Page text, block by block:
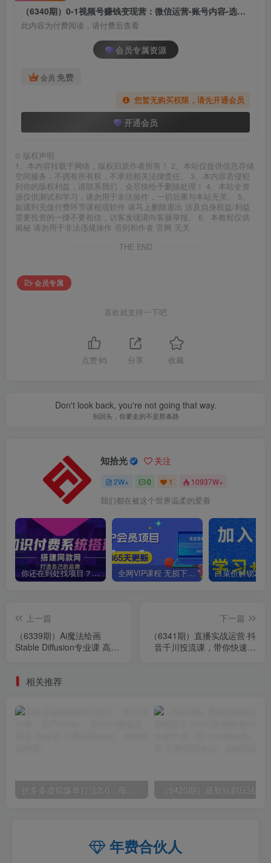
（6340期）0-1视频号赚钱变现营：微信运营-账号内容-选品组货-直播全案-起号策略！
此内容为付费阅读，请付费后查看
会员专属资源
会员 免费
您暂无购买权限，请先开通会员
开通会员
© 版权声明
1、本内容转载于网络，版权归原作者所有！ 2、本站仅提供信息存储
空间服务，不拥有所有权，不承担相关法律责任。 3、本内容若侵犯
到你的版权利益，请联系我们，会尽快给予删除处理！ 4、本站全资
源仅供测试和学习，请勿用于非法操作，一切后果与本站无关。 5、
如遇到充值付费环节课程或软件 请马上删除退出 涉及自身权益/利益
需要投资的一律不要相信，访客发现请向客服举报。 6、本教程仅供
揭秘 请勿用于非法违规操作 否则和作者 官网 无关
THE END
会员专属
喜欢就支持一下吧
点赞 85 分享 收藏
Don't look back, you're not going that way.
别回头，你要走的不是那条路
知拾光 关注
2W+ 0 1 10937W+
我们都在被这个世界温柔的爱着
你还在到处找项目？还在当韭菜？我靠卖项目一个月收入5万+，曾经我也是个失败者。 全网VIP课程 无损下载~
上一篇
（6339期）Ai魔法绘画
Stable Diffusion专业课 高效
下一篇
（6341期）直播实战运营·抖
音千川投流课，带你快速学
相关推荐
年费合伙人